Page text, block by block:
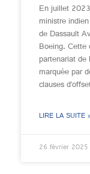
En juillet
ministre
de Dassault
Boeing. Cette
partenariat
marquée par
clauses
LIRE LA SUITE
26 février 2025